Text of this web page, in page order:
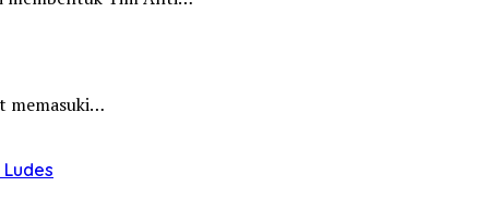
memasuki…